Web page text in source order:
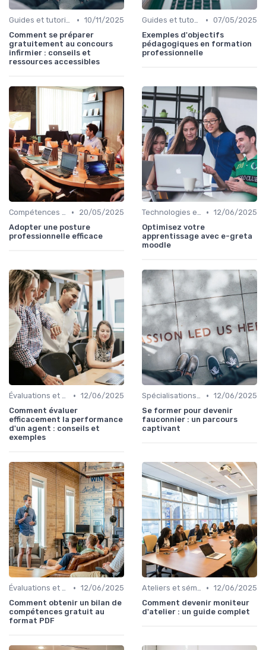
Guides et tutoriels • 10/11/2025
Comment se préparer
gratuitement au concours
infirmier : conseils et
ressources accessibles
Guides et tutoriels • 07/05/2025
Exemples d'objectifs
pédagogiques en formation
professionnelle
Compétences de leadership •
20/05/2025
Adopter une posture
professionnelle efficace
Technologies et informatique • 12/06/2025
Optimisez votre
apprentissage avec e-greta
moodle
Évaluations et tests • 12/06/2025
Comment évaluer
efficacement la performance
d'un agent : conseils et
exemples
Spécialisations sectorielles • 12/06/2025
Se former pour devenir
fauconnier : un parcours
captivant
Évaluations et tests • 12/06/2025
Comment obtenir un bilan de
compétences gratuit au
format PDF
Ateliers et séminaires • 12/06/2025
Comment devenir moniteur
d'atelier : un guide complet